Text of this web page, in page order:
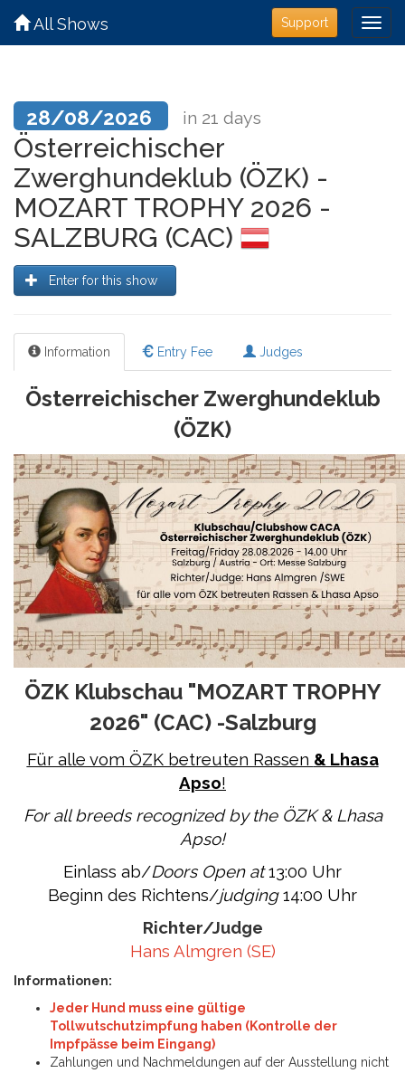
Support
All Shows
28/08/2026 in 21 days
Österreichischer
Zwerghundeklub (ÖZK) -
MOZART TROPHY 2026 -
SALZBURG (CAC)
Enter for this show
Information Entry Fee Judges
Österreichischer Zwerghundeklub
(ÖZK)
ÖZK Klubschau "MOZART TROPHY
2026" (CAC) -Salzburg
Für alle vom ÖZK betreuten Rassen & Lhasa
Apso!
For all breeds recognized by the ÖZK & Lhasa
Apso!
Einlass ab/Doors Open at13:00 Uhr
Beginn des Richtens/judging14:00 Uhr
Richter/Judge
Hans Almgren (SE)
Informationen:
Jeder Hund muss eine gültige
Tollwutschutzimpfung haben (Kontrolle der
Impfpässe beim Eingang)
Zahlungen und Nachmeldungen auf der Ausstellung nicht